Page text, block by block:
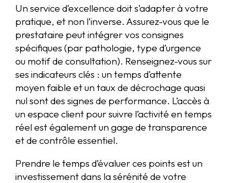
Un service d’excellence doit s’adapter à votre
pratique, et non l’inverse. Assurez-vous que le
prestataire peut intégrer vos consignes
spécifiques (par pathologie, type d’urgence
ou motif de consultation). Renseignez-vous sur
ses indicateurs clés : un temps d’attente
moyen faible et un taux de décrochage quasi
nul sont des signes de performance. L’accès à
un espace client pour suivre l’activité en temps
réel est également un gage de transparence
et de contrôle essentiel.
Prendre le temps d’évaluer ces points est un
investissement dans la sérénité de votre